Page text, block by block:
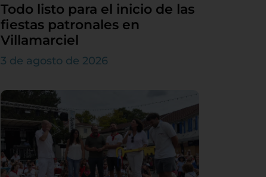
Todo listo para el inicio de las
fiestas patronales en
Villamarciel
3 de agosto de 2026